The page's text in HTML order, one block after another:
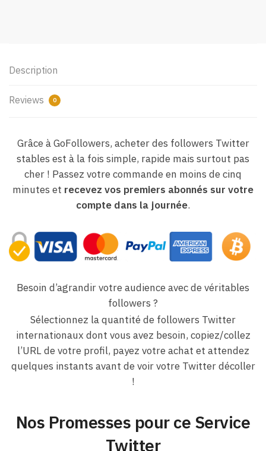
Description
Reviews 0
Grâce à GoFollowers, acheter des followers Twitter
stables est à la fois simple, rapide mais surtout pas
cher ! Passez votre commande en moins de cinq
minutes et recevez vos premiers abonnés sur votre
compte dans la journée.
Besoin d’agrandir votre audience avec de véritables
followers ?
Sélectionnez la quantité de followers Twitter
internationaux dont vous avez besoin, copiez/collez
l’URL de votre profil, payez votre achat et attendez
quelques instants avant de voir votre Twitter décoller
!
Nos Promesses pour ce Service
Twitter